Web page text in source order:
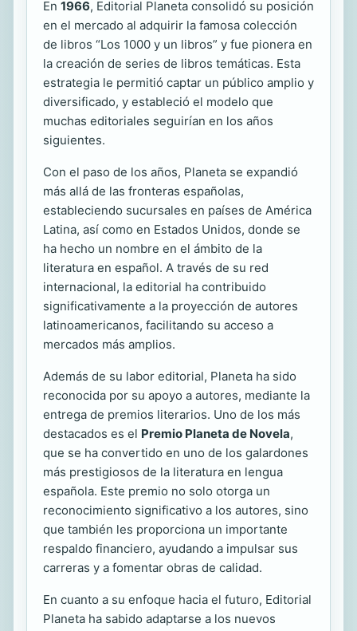
En 1966, Editorial Planeta consolidó su posición
en el mercado al adquirir la famosa colección
de libros “Los 1000 y un libros” y fue pionera en
la creación de series de libros temáticas. Esta
estrategia le permitió captar un público amplio y
diversificado, y estableció el modelo que
muchas editoriales seguirían en los años
siguientes.
Con el paso de los años, Planeta se expandió
más allá de las fronteras españolas,
estableciendo sucursales en países de América
Latina, así como en Estados Unidos, donde se
ha hecho un nombre en el ámbito de la
literatura en español. A través de su red
internacional, la editorial ha contribuido
significativamente a la proyección de autores
latinoamericanos, facilitando su acceso a
mercados más amplios.
Además de su labor editorial, Planeta ha sido
reconocida por su apoyo a autores, mediante la
entrega de premios literarios. Uno de los más
destacados es el Premio Planeta de Novela,
que se ha convertido en uno de los galardones
más prestigiosos de la literatura en lengua
española. Este premio no solo otorga un
reconocimiento significativo a los autores, sino
que también les proporciona un importante
respaldo financiero, ayudando a impulsar sus
carreras y a fomentar obras de calidad.
En cuanto a su enfoque hacia el futuro, Editorial
Planeta ha sabido adaptarse a los nuevos